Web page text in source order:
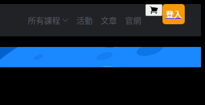
所有課程 活動 文章 官網
登入